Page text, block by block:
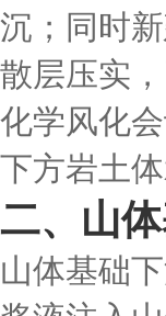
沉；同时
散层压实
化学风化
下方岩土
二、山
山体基础